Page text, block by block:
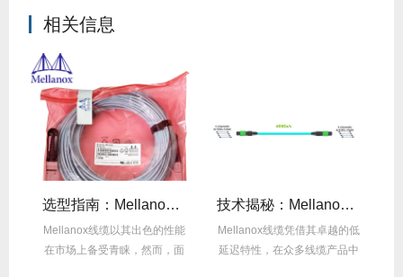
相关信息
选型指南：Mellanox线缆带宽怎么选？看完这篇不纠结！
Mellanox线缆以其出色的性能
在市场上备受青睐，然而，面
技术揭秘：Mellanox线缆低延迟背后的“信号优化”黑科技！
Mellanox线缆凭借其卓越的低
延迟特性，在众多线缆产品中